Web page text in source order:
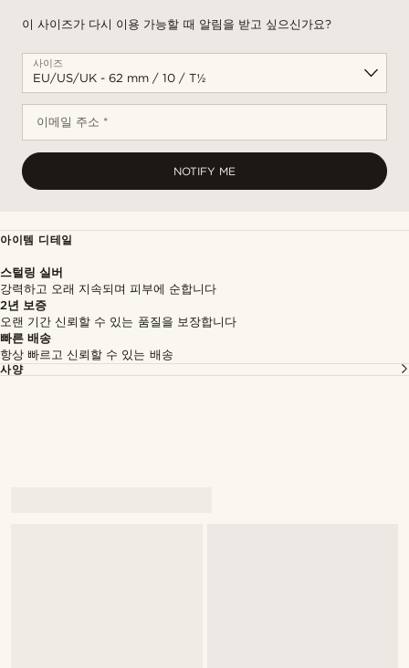
이 사이즈가 다시 이용 가능할 때 알림을 받고 싶으신가요?
사이즈
이메일 주소 *
NOTIFY ME
아이템 디테일
스털링 실버
강력하고 오래 지속되며 피부에 순합니다
2년 보증
오랜 기간 신뢰할 수 있는 품질을 보장합니다
빠른 배송
항상 빠르고 신뢰할 수 있는 배송
사양